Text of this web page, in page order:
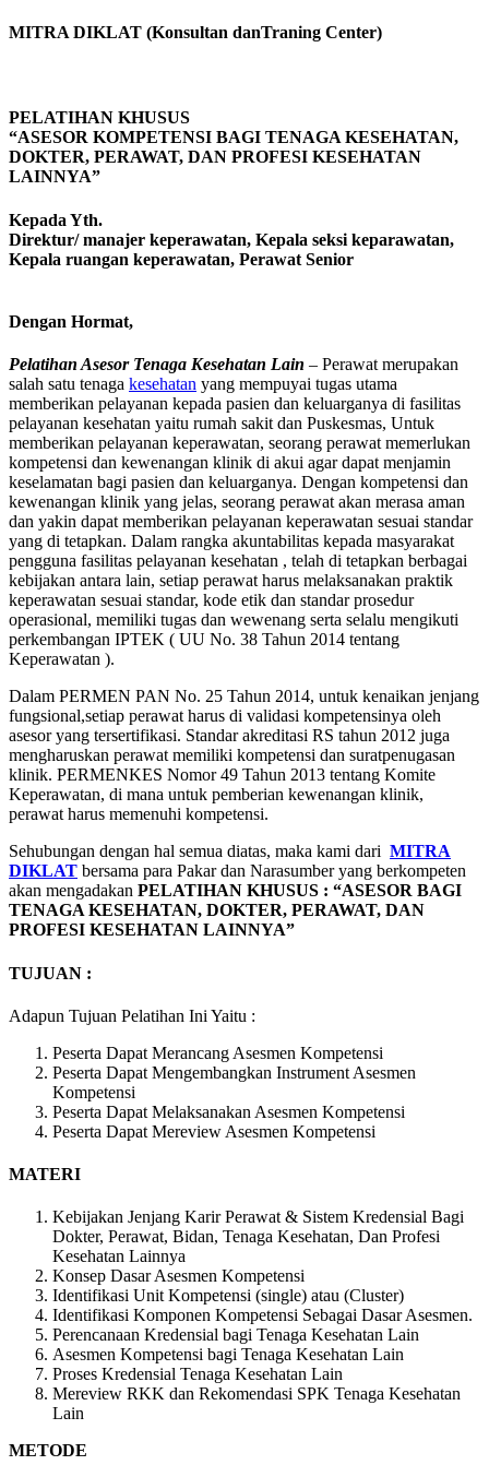
MITRA DIKLAT (Konsultan danTraning Center)
PELATIHAN KHUSUS
“ASESOR KOMPETENSI BAGI TENAGA KESEHATAN,
DOKTER, PERAWAT, DAN PROFESI KESEHATAN
LAINNYA”
Kepada Yth.
Direktur/ manajer keperawatan, Kepala seksi keparawatan,
Kepala ruangan keperawatan, Perawat Senior
Dengan Hormat,
Pelatihan Asesor Tenaga Kesehatan Lain – Perawat merupakan
salah satu tenaga kesehatan yang mempuyai tugas utama
memberikan pelayanan kepada pasien dan keluarganya di fasilitas
pelayanan kesehatan yaitu rumah sakit dan Puskesmas, Untuk
memberikan pelayanan keperawatan, seorang perawat memerlukan
kompetensi dan kewenangan klinik di akui agar dapat menjamin
keselamatan bagi pasien dan keluarganya. Dengan kompetensi dan
kewenangan klinik yang jelas, seorang perawat akan merasa aman
dan yakin dapat memberikan pelayanan keperawatan sesuai standar
yang di tetapkan. Dalam rangka akuntabilitas kepada masyarakat
pengguna fasilitas pelayanan kesehatan , telah di tetapkan berbagai
kebijakan antara lain, setiap perawat harus melaksanakan praktik
keperawatan sesuai standar, kode etik dan standar prosedur
operasional, memiliki tugas dan wewenang serta selalu mengikuti
perkembangan IPTEK ( UU No. 38 Tahun 2014 tentang
Keperawatan ).
Dalam PERMEN PAN No. 25 Tahun 2014, untuk kenaikan jenjang
fungsional,setiap perawat harus di validasi kompetensinya oleh
asesor yang tersertifikasi. Standar akreditasi RS tahun 2012 juga
mengharuskan perawat memiliki kompetensi dan suratpenugasan
klinik. PERMENKES Nomor 49 Tahun 2013 tentang Komite
Keperawatan, di mana untuk pemberian kewenangan klinik,
perawat harus memenuhi kompetensi.
Sehubungan dengan hal semua diatas, maka kami dari MITRA
DIKLAT bersama para Pakar dan Narasumber yang berkompeten
akan mengadakan PELATIHAN KHUSUS : “ASESOR BAGI
TENAGA KESEHATAN, DOKTER, PERAWAT, DAN
PROFESI KESEHATAN LAINNYA”
TUJUAN :
Adapun Tujuan Pelatihan Ini Yaitu :
Peserta Dapat Merancang Asesmen Kompetensi
Peserta Dapat Mengembangkan Instrument Asesmen
Kompetensi
Peserta Dapat Melaksanakan Asesmen Kompetensi
Peserta Dapat Mereview Asesmen Kompetensi
MATERI
Kebijakan Jenjang Karir Perawat & Sistem Kredensial Bagi
Dokter, Perawat, Bidan, Tenaga Kesehatan, Dan Profesi
Kesehatan Lainnya
Konsep Dasar Asesmen Kompetensi
Identifikasi Unit Kompetensi (single) atau (Cluster)
Identifikasi Komponen Kompetensi Sebagai Dasar Asesmen.
Perencanaan Kredensial bagi Tenaga Kesehatan Lain
Asesmen Kompetensi bagi Tenaga Kesehatan Lain
Proses Kredensial Tenaga Kesehatan Lain
Mereview RKK dan Rekomendasi SPK Tenaga Kesehatan
Lain
METODE